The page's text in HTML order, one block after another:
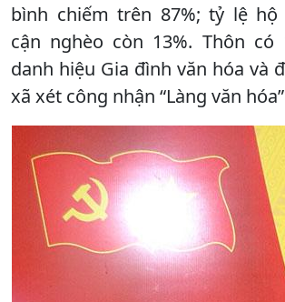
bình chiếm trên 87%; tỷ lệ hộ
cận nghèo còn 13%. Thôn có
danh hiệu Gia đình văn hóa và
xã xét công nhận “Làng văn